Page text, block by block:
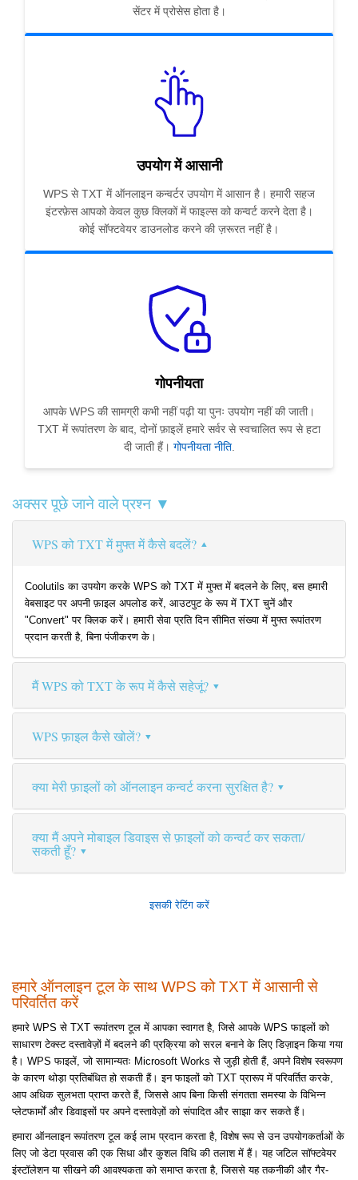
सेंटर में प्रोसेस होता है।
उपयोग में आसानी
WPS से TXT में ऑनलाइन कन्वर्टर उपयोग में आसान है। हमारी सहज
इंटरफ़ेस आपको केवल कुछ क्लिकों में फाइल्स को कन्वर्ट करने देता है।
कोई सॉफ्टवेयर डाउनलोड करने की ज़रूरत नहीं है।
गोपनीयता
आपके WPS की सामग्री कभी नहीं पढ़ी या पुनः उपयोग नहीं की जाती।
TXT में रूपांतरण के बाद, दोनों फ़ाइलें हमारे सर्वर से स्वचालित रूप से हटा
दी जाती हैं। गोपनीयता नीति.
अक्सर पूछे जाने वाले प्रश्न ▼
WPS को TXT में मुफ्त में कैसे बदलें?
Coolutils का उपयोग करके WPS को TXT में मुफ्त में बदलने के लिए, बस हमारी
वेबसाइट पर अपनी फ़ाइल अपलोड करें, आउटपुट के रूप में TXT चुनें और
"Convert" पर क्लिक करें। हमारी सेवा प्रति दिन सीमित संख्या में मुफ्त रूपांतरण
प्रदान करती है, बिना पंजीकरण के।
मैं WPS को TXT के रूप में कैसे सहेजूं?
WPS फ़ाइल कैसे खोलें?
क्या मेरी फ़ाइलों को ऑनलाइन कन्वर्ट करना सुरक्षित है?
क्या मैं अपने मोबाइल डिवाइस से फ़ाइलों को कन्वर्ट कर सकता/
सकती हूँ?
इसकी रेटिंग करें
हमारे ऑनलाइन टूल के साथ WPS को TXT में आसानी से
परिवर्तित करें
हमारे WPS से TXT रूपांतरण टूल में आपका स्वागत है, जिसे आपके WPS फाइलों को
साधारण टेक्स्ट दस्तावेज़ों में बदलने की प्रक्रिया को सरल बनाने के लिए डिज़ाइन किया गया
है। WPS फाइलें, जो सामान्यतः Microsoft Works से जुड़ी होती हैं, अपने विशेष स्वरूपण
के कारण थोड़ा प्रतिबंधित हो सकती हैं। इन फाइलों को TXT प्रारूप में परिवर्तित करके,
आप अधिक सुलभता प्राप्त करते हैं, जिससे आप बिना किसी संगतता समस्या के विभिन्न
प्लेटफार्मों और डिवाइसों पर अपने दस्तावेज़ों को संपादित और साझा कर सकते हैं।
हमारा ऑनलाइन रूपांतरण टूल कई लाभ प्रदान करता है, विशेष रूप से उन उपयोगकर्ताओं के
लिए जो डेटा प्रवास की एक सिधा और कुशल विधि की तलाश में हैं। यह जटिल सॉफ्टवेयर
इंस्टॉलेशन या सीखने की आवश्यकता को समाप्त करता है, जिससे यह तकनीकी और गैर-